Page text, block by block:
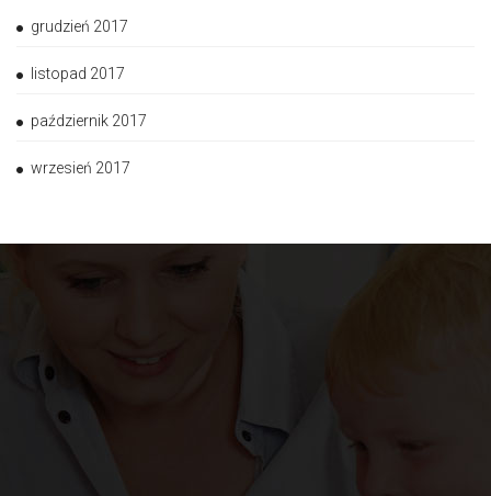
grudzień 2017
listopad 2017
październik 2017
wrzesień 2017